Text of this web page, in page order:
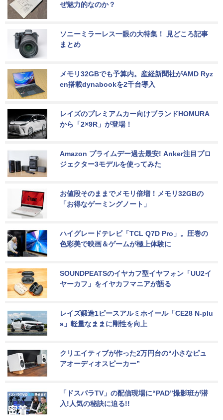
ぜ魅力的なのか？
ソニーミラーレス一眼の大特集！ 見どころ記事
まとめ
メモリ32GBでも予算内。産経新聞社がAMD Ryz
en搭載dynabookを2千台導入
レイズのプレミアムカー向けブランドHOMURA
から「2×9R」が登場！
Amazon プライムデー過去最安! Anker注目プロ
ジェクター3モデルを使ってみた
お値段そのままでメモリ倍増！メモリ32GBの
「お得なゲーミングノート」
ハイグレードテレビ「TCL Q7D Pro」。圧巻の
色彩美で映画＆ゲームが極上体験に
SOUNDPEATSのイヤカフ型イヤフォン「UU2イ
ヤーカフ」をイヤカフマニアが語る
レイズ鍛造1ピースアルミホイール「CE28 N-plu
s」軽量なままに剛性を向上
クリエイティブが作った2万円台の“小さなピュ
アオーディオスピーカー”
「ドスパラTV」の配信現場に“PAD”撮影班が潜
入!人気の秘訣に迫る!!